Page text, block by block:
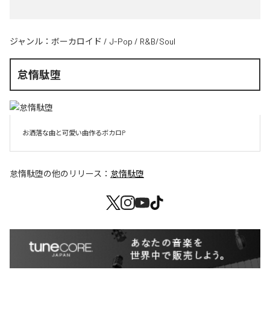
ジャンル： ボーカロイド / J-Pop / R&B/Soul
怠惰駄堕
お洒落な曲と可愛い曲作るボカロP
怠惰駄堕の他のリリース： 怠惰駄堕